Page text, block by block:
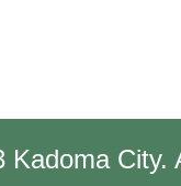
Kadoma City.